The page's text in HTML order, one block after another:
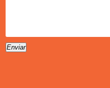
Enviar